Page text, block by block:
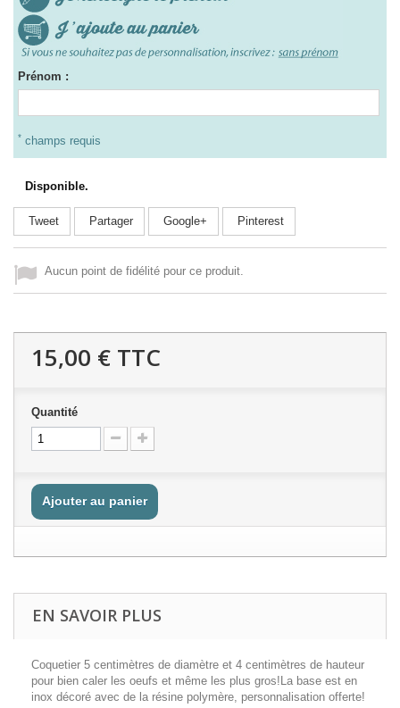
Prénom :
* champs requis
Disponible.
Tweet Partager Google+ Pinterest
Aucun point de fidélité pour ce produit.
15,00 € TTC
Quantité
Ajouter au panier
EN SAVOIR PLUS
Coquetier 5 centimètres de diamètre et 4 centimètres de hauteur
pour bien caler les oeufs et même les plus gros!La base est en
inox décoré avec de la résine polymère, personnalisation offerte!